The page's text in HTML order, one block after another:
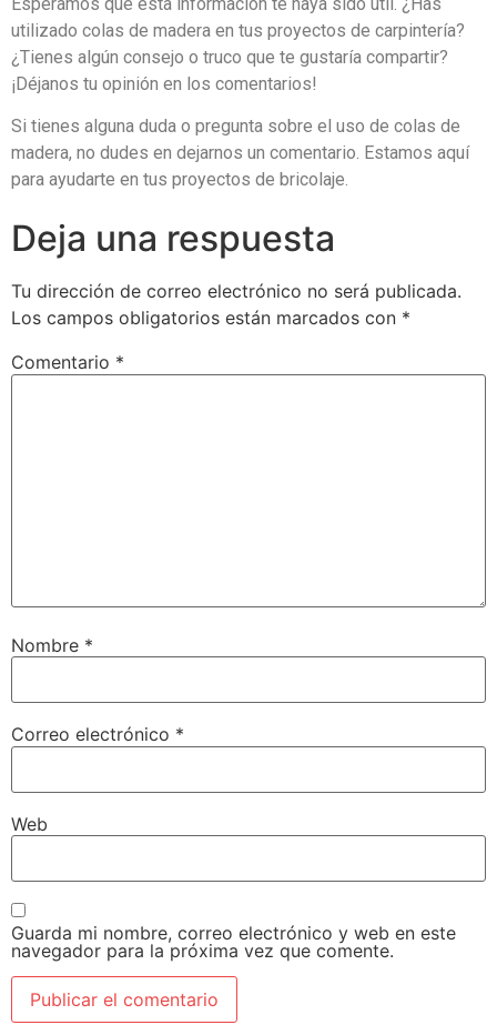
utilizado colas de madera en tus proyectos de carpintería?
¿Tienes algún consejo o truco que te gustaría compartir?
¡Déjanos tu opinión en los comentarios!
Si tienes alguna duda o pregunta sobre el uso de colas de
madera, no dudes en dejarnos un comentario. Estamos aquí
para ayudarte en tus proyectos de bricolaje.
Deja una respuesta
Tu dirección de correo electrónico no será publicada.
Los campos obligatorios están marcados con *
Comentario *
Nombre *
Correo electrónico *
Web
Guarda mi nombre, correo electrónico y web en este
navegador para la próxima vez que comente.